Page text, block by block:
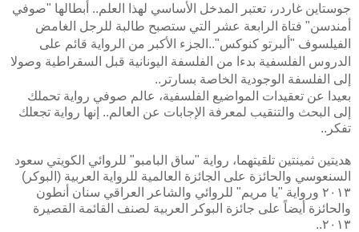
جوستاين غاردر، تعتبر المدخل الأساسي لهذا العلم.. أبطالها "صوفي
أمندسن" فتاة الرابعة عشر التي ستصبح طالبة للرجل الغامض
الفيلسوف "ألبرتو كنوكس"..الجزء الأكبر من الرواية قائم على
الدروس الفلسفية بدءا من الفلسفة اليونانية قبل السقراطية وصولا
إلى الفلسفة الوجودية الخاصة بسارتر..
بعيدا عن تعقيدات المواضيع الفلسفية، عالم صوفي رواية تحملك
إلى البحث والتنقيب لمعرفة الإجابات عن العالم.. إنها رواية تجعلك
تفكر..
هديتين ثمينتين تلقيتهما، رواية "ساق البامبو" للروائي الكويتي سعود
السنعوسي والحائزة على الجائزة العالمية للرواية العربية (البوكر)
٢٠١٣ ورواية "يا مريم" للروائي والشاعر العراقي سنان أنطون
والحائزة أيضاً على جائزة البوكر العربية لصنف القائمة القصيرة
٢٠١٣..